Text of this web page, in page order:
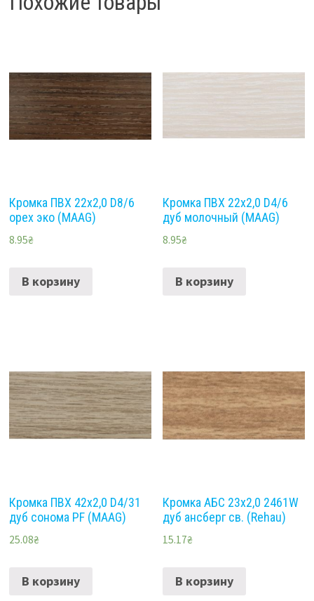
Кромка ПВХ 22х2,0 D8/6
орех эко (MAAG)
8.95₴
В корзину
Кромка ПВХ 22х2,0 D4/6
дуб молочный (MAAG)
8.95₴
В корзину
Кромка ПВХ 42х2,0 D4/31
дуб сонома PF (MAAG)
25.08₴
В корзину
Кромка АБС 23х2,0 2461W
дуб ансберг св. (Rehau)
15.17₴
В корзину